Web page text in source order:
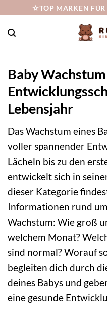
springen
☆TOP MARKEN
Baby
Lebensjahr
Das Wachstum eines
voller spannender
Lächeln bis zu den
entwickelt sich in
dieser Kategorie
Informationen rund
Wachstum: Wie groß
welchem Monat?
sind normal? Worauf
begleiten dich durch
deines Babys und
eine gesunde